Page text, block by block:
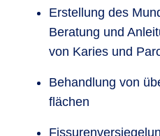
Erstellung des
Beratung und
von Karies und
Behand­lung von
flächen